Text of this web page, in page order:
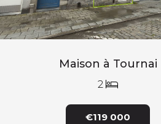
Maison à Tournai
2
€119 000